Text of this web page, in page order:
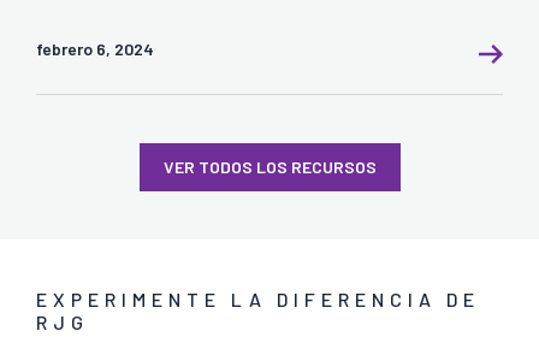
VER TODOS LOS RECURSOS
febrero 6, 2024
EXPERIMENTE LA DIFERENCIA DE
RJG